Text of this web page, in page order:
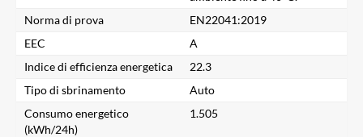
Cerca un prodotto...
Norma di prova
EN22041:2019
EEC
A
Indice di efficienza energetica
22.3
Tipo di sbrinamento
Auto
Consumo energetico
(kWh/24h)
1.505